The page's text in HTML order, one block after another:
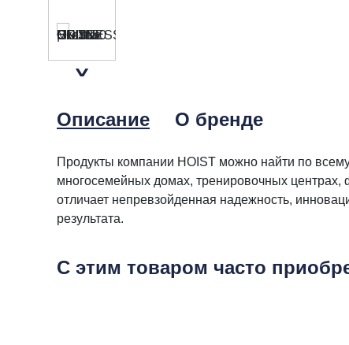
Описание О бренде
Продукты компании HOIST можно найти по
многосемейных домах, тренировочных центрах,
отличает непревзойденная надежность,
результата.
С этим товаром часто